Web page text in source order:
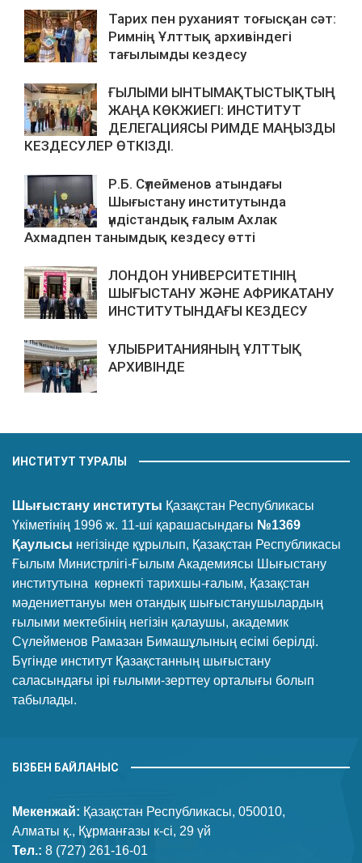
Тарих пен руханият тоғысқан сәт:
Римнің Ұлттық архивіндегі
тағылымды кездесу
ҒЫЛЫМИ ЫНТЫМАҚТЫСТЫҚТЫҢ
ЖАҢА КӨКЖИЕГІ: ИНСТИТУТ
ДЕЛЕГАЦИЯСЫ РИМДЕ МАҢЫЗДЫ
КЕЗДЕСУЛЕР ӨТКІЗДІ.
Р.Б. Сүлейменов атындағы
Шығыстану институтында
үндістандық ғалым Ахлак
Ахмадпен танымдық кездесу өтті
ЛОНДОН УНИВЕРСИТЕТІНІҢ
ШЫҒЫСТАНУ ЖӘНЕ АФРИКАТАНУ
ИНСТИТУТЫНДАҒЫ КЕЗДЕСУ
ҰЛЫБРИТАНИЯНЫҢ ҰЛТТЫҚ
АРХИВІНДЕ
ИНСТИТУТ ТУРАЛЫ
Шығыстану институты Қазақстан Республикасы
Үкіметінің 1996 ж. 11-ші қарашасындағы №1369
Қаулысы негізінде құрылып, Қазақстан Республикасы
Ғылым Министрлігі-Ғылым Академиясы Шығыстану
институтына көрнекті тарихшы-ғалым, Қазақстан
мәдениеттануы мен отандық шығыстанушылардың
ғылыми мектебінің негізін қалаушы, академик
Сүлейменов Рамазан Бимашұлының есімі берілді.
Бүгінде институт Қазақстанның шығыстану
саласындағы ірі ғылыми-зерттеу орталығы болып
табылады.
БІЗБЕН БАЙЛАНЫС
Мекенжай: Қазақстан Республикасы, 050010,
Алматы қ., Құрманғазы к-сі, 29 үй
Тел.: 8 (727) 261-16-01